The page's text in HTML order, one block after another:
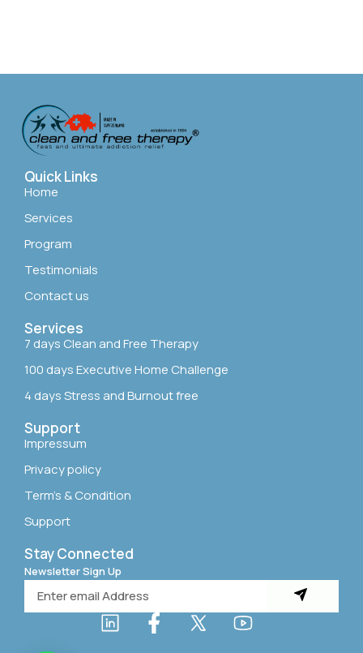
Quick Links
Home
Services
Program
Testimonials
Contact us
Services
7 days Clean and Free Therapy
100 days Executive Home Challenge
4 days Stress and Burnout free
Support
Impressum
Privacy policy
Term’s & Condition
Support
Stay Connected
Newsletter Sign Up